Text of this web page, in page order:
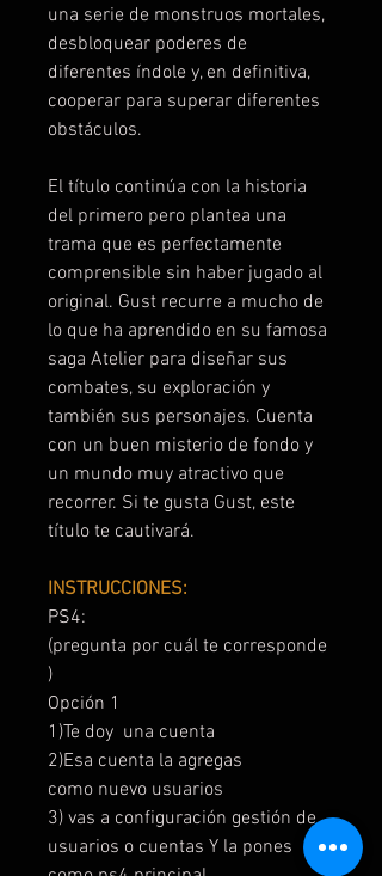
una serie de monstruos mortales,
desbloquear poderes de
diferentes índole y, en definitiva,
cooperar para superar diferentes
obstáculos.
El título continúa con la historia
del primero pero plantea una
trama que es perfectamente
comprensible sin haber jugado al
original. Gust recurre a mucho de
lo que ha aprendido en su famosa
saga Atelier para diseñar sus
combates, su exploración y
también sus personajes. Cuenta
con un buen misterio de fondo y
un mundo muy atractivo que
recorrer. Si te gusta Gust, este
título te cautivará.
INSTRUCCIONES:
PS4:
(pregunta por cuál te corresponde
)
Opción 1
1)Te doy una cuenta
2)Esa cuenta la agregas
como nuevo usuarios
3) vas a configuración gestión de
usuarios o cuentas Y la pones